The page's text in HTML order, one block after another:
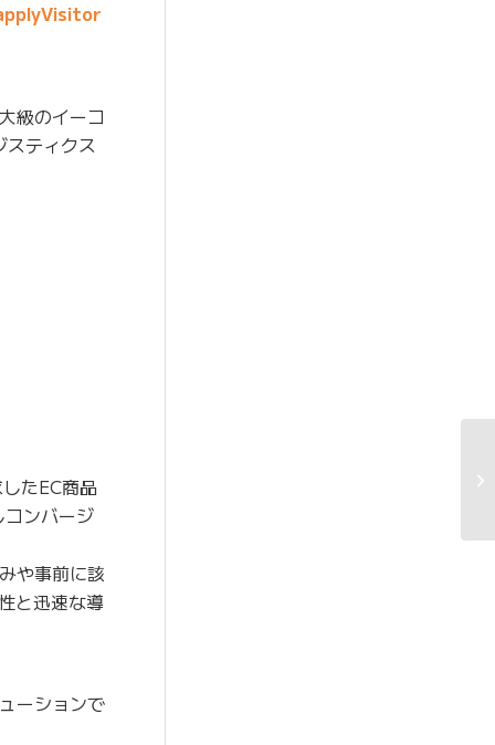
級のイーコ
ティクス
たEC商品
ンバージ
や事前に該
と迅速な導
ーションで